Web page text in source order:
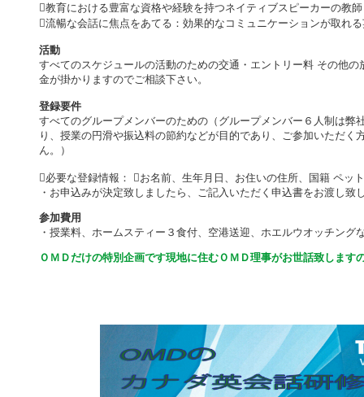
教育における豊富な資格や経験を持つネイティブスピーカーの教
流暢な会話に焦点をあてる：効果的なコミュニケーションが取れ
活動
すべてのスケジュールの活動のための交通・エントリー料 その他
金が掛かりますのでご相談下さい。
登録要件
すべてのグループメンバーのための（グループメンバー６人制は
り、授業の円滑や振込料の節約などが目的であり、ご参加いただ
ん。）
必要な登録情報： お名前、生年月日、お住いの住所、国籍 ペッ
・お申込みが決定致しましたら、ご記入いただく申込書をお渡し致
参加費用
・授業料、ホームスティー３食付、空港送迎、ホエルウオッチン
ＯＭＤだけの特別企画です現地に住むＯＭＤ理事がお世話致します